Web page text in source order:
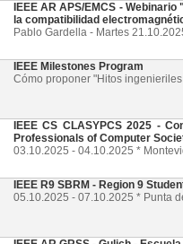
IEEE AR APS/EMCS -
la compatibilidad
Pablo Gardella - Martes
IEEE Milestones Program
Cómo proponer "Hitos
IEEE CS CLASYPCS 2025 -
Professionals of Computer
03.10.2025 - 04.10.2025 *
IEEE R9 SBRM - Region 9
05.10.2025 - 07.10.2025 * Punta